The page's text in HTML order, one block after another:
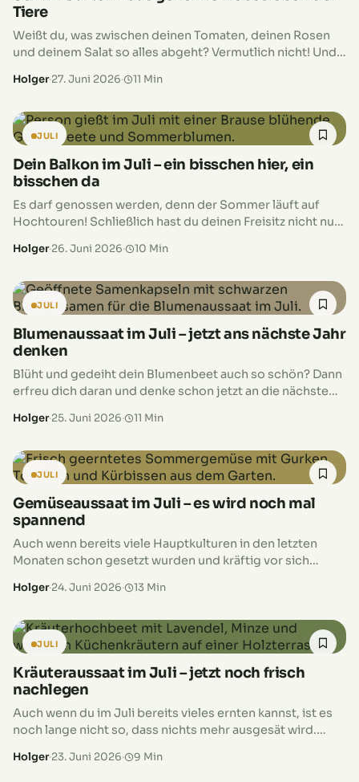
Tiere
Weißt du, was zwischen deinen Tomaten, deinen Rosen
und deinem Salat so alles abgeht? Vermutlich nicht! Und
würde vermutlich vor…
Holger·27. Juni 2026· 11 Min
JULI
Dein Balkon im Juli – ein bisschen hier, ein
bisschen da
Es darf genossen werden, denn der Sommer läuft auf
Hochtouren! Schließlich hast du deinen Freisitz nicht nur,
bisschen was ist…
Holger·26. Juni 2026· 10 Min
JULI
Blumenaussaat im Juli – jetzt ans nächste Jahr
denken
Blüht und gedeiht dein Blumenbeet auch so schön? Dann
erfreu dich daran und denke schon jetzt an die nächste
gibt,…
Holger·25. Juni 2026· 11 Min
JULI
Gemüseaussaat im Juli – es wird noch mal
spannend
Auch wenn bereits viele Hauptkulturen in den letzten
Monaten schon gesetzt wurden und kräftig vor sich
Gemüsebeet im Juli noch…
Holger·24. Juni 2026· 13 Min
JULI
Kräuteraussaat im Juli – jetzt noch frisch
nachlegen
Auch wenn du im Juli bereits vieles ernten kannst, ist es
noch lange nicht so, dass nichts mehr ausgesät wird.
einmal…
Holger·23. Juni 2026· 9 Min